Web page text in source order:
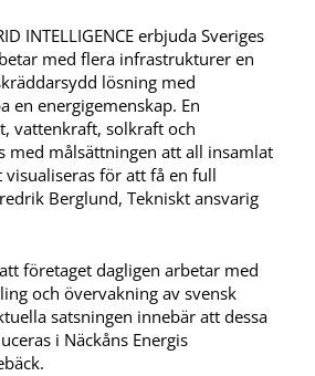
INTELLIGENCE erbjuda Sveriges
med flera infrastrukturer en
lösning med
en energigemenskap. En
vattenkraft, solkraft och
med målsättningen att all insamlat
visualiseras för att få en full
Berglund, Tekniskt ansvarig
företaget dagligen arbetar med
och övervakning av svensk
satsningen innebär att dessa
i Näckåns Energis